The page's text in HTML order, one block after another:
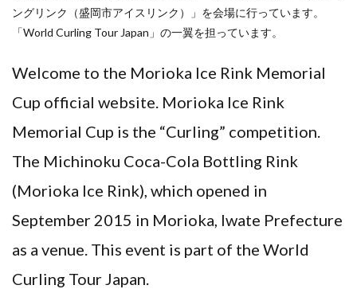
ングリンク（盛岡市アイスリンク）」を会場に行っています。
「World Curling Tour Japan」の一翼を担っています。
Welcome to the Morioka Ice Rink Memorial
Cup official website. Morioka Ice Rink
Memorial Cup is the “Curling” competition.
The Michinoku Coca-Cola Bottling Rink
(Morioka Ice Rink), which opened in
September 2015 in Morioka, Iwate Prefecture
as a venue. This event is part of the World
Curling Tour Japan.